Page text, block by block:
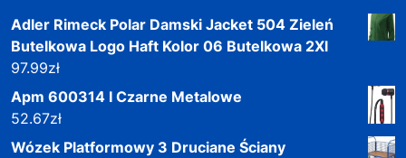
Adler Rimeck Polar Damski Jacket 504 Zieleń
Butelkowa Logo Haft Kolor 06 Butelkowa 2Xl
97.99zł
Apm 600314 I Czarne Metalowe
52.67zł
Wózek Platformowy 3 Druciane Ściany